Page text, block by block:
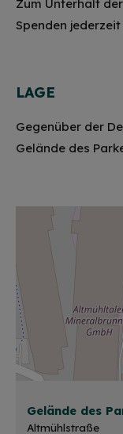
Zum Unterhalt
Spenden
LAGE
Gegenüber der
Gelände des
Gelände des
Altmühlstraße